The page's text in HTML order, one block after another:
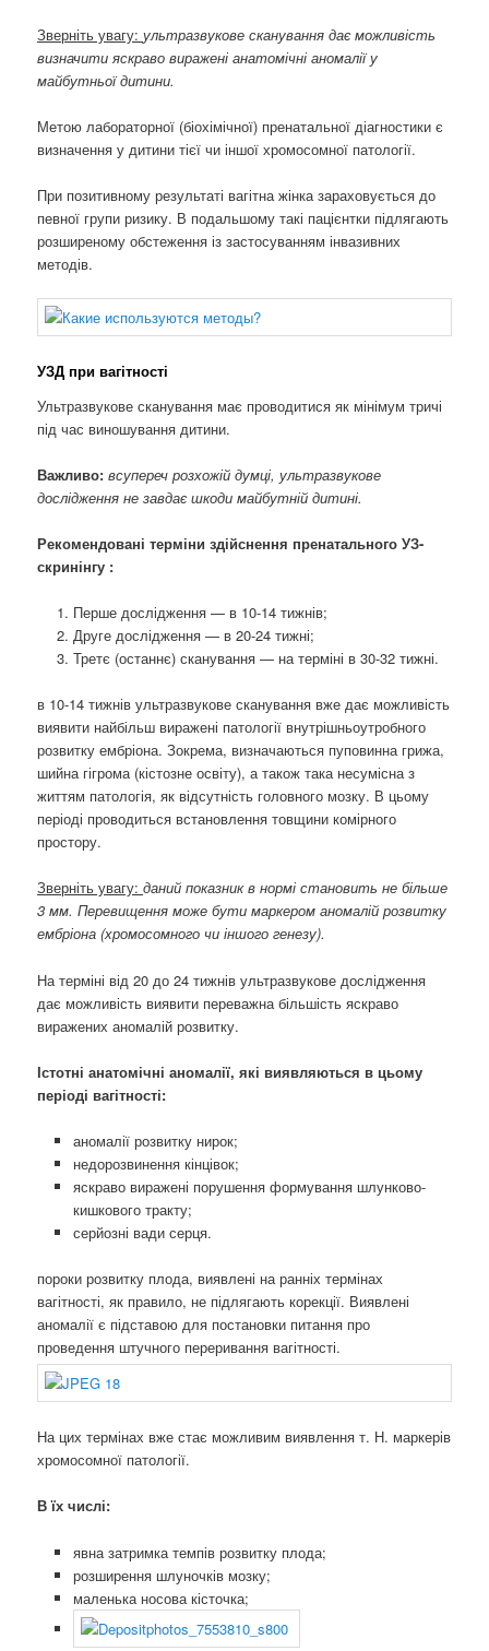
Зверніть увагу:ультразвукове сканування дає можливість
визначити яскраво виражені анатомічні аномалії у
майбутньої дитини.
Метою лабораторної (біохімічної) пренатальної діагностики є
визначення у дитини тієї чи іншої хромосомної патології.
При позитивному результаті вагітна жінка зараховується до
певної групи ризику. В подальшому такі пацієнтки підлягають
розширеному обстеження із застосуванням інвазивних
методів.
УЗД при вагітності
Ультразвукове сканування має проводитися як мінімум тричі
під час виношування дитини.
Важливо:всупереч розхожій думці, ультразвукове
дослідження не завдає шкоди майбутній дитині.
Рекомендовані терміни здійснення пренатального УЗ-
скринінгу :
Перше дослідження — в 10-14 тижнів;
Друге дослідження — в 20-24 тижні;
Третє (останнє) сканування — на терміні в 30-32 тижні.
в 10-14 тижнів ультразвукове сканування вже дає можливість
виявити найбільш виражені патології внутрішньоутробного
розвитку ембріона. Зокрема, визначаються пуповинна грижа,
шийна гігрома (кістозне освіту), а також така несумісна з
життям патологія, як відсутність головного мозку. В цьому
періоді проводиться встановлення товщини комірного
простору.
Зверніть увагу:даний показник в нормі становить не більше
3 мм. Перевищення може бути маркером аномалій розвитку
ембріона (хромосомного чи іншого генезу).
На терміні від 20 до 24 тижнів ультразвукове дослідження
дає можливість виявити переважна більшість яскраво
виражених аномалій розвитку.
Істотні анатомічні аномалії, які виявляються в цьому
періоді вагітності:
аномалії розвитку нирок;
недорозвинення кінцівок;
яскраво виражені порушення формування шлунково-
кишкового тракту;
серйозні вади серця.
пороки розвитку плода, виявлені на ранніх термінах
вагітності, як правило, не підлягають корекції. Виявлені
аномалії є підставою для постановки питання про
проведення штучного переривання вагітності.
На цих термінах вже стає можливим виявлення т. Н. маркерів
хромосомної патології.
В їх числі:
явна затримка темпів розвитку плода;
розширення шлуночків мозку;
маленька носова кісточка;